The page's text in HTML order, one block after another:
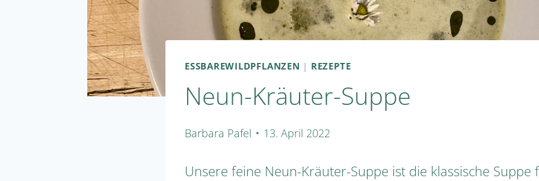
ESSBAREWILDPFLANZEN | REZEPTE
Neun-Kräuter-Suppe
Barbara Pafel 13. April 2022
Unsere feine Neun-Kräuter-Suppe ist die klassische Suppe